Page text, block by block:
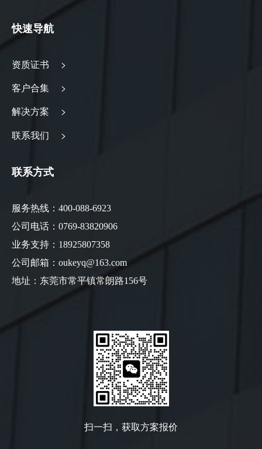
快速导航
资质证书 >
客户合集 >
解决方案 >
联系我们 >
联系方式
服务热线：400-088-6923
公司电话：0769-83820906
业务支持：18925807358
公司邮箱：oukeyq@163.com
地址：东莞市常平镇常朗路156号
扫一扫，获取方案报价